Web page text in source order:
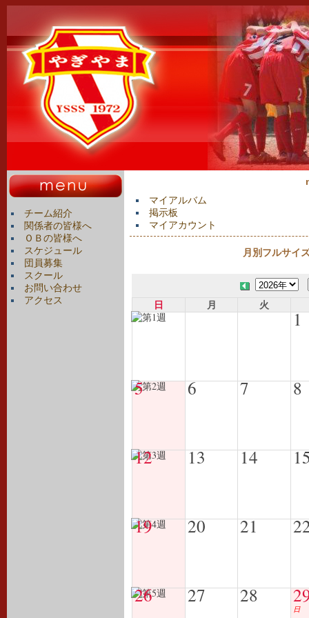
チーム紹介
関係者の皆様へ
ＯＢの皆様へ
スケジュール
団員募集
スクール
お問い合わせ
アクセス
マイアルバム
掲示板
マイアカウント
月別フルサイ
日 月 火
1
5 6 7 8
12 13 14
19 20 21
26 27 28
日